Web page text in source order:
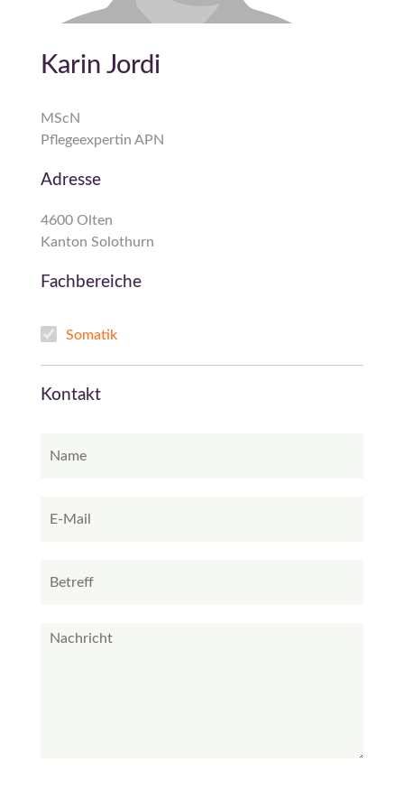
Karin Jordi
MScN
Pflegeexpertin APN
Adresse
4600 Olten
Kanton Solothurn
Fachbereiche
Somatik
Kontakt